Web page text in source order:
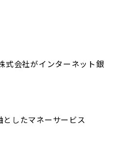
式会社がインターネット銀
したマネーサービス